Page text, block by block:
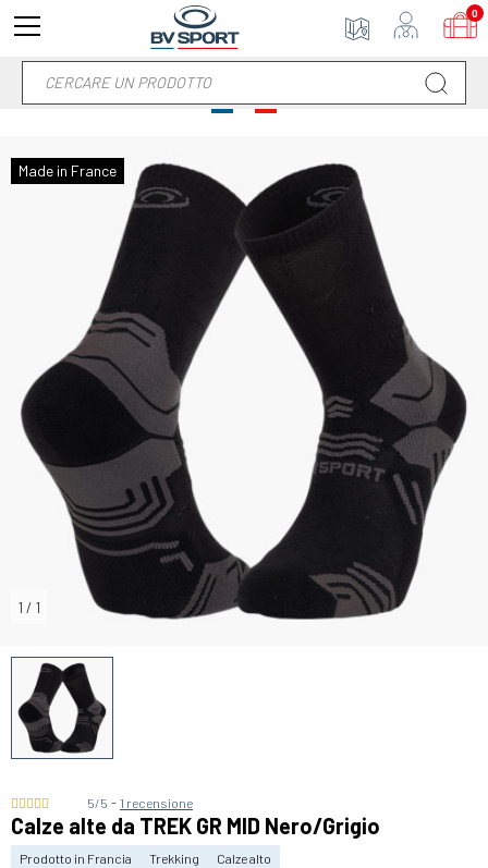
Made in France
1 / 1
5/5 - 1 recensione
Calze alte da TREK GR MID Nero/Grigio
Prodotto in Francia Trekking Calze alto
0